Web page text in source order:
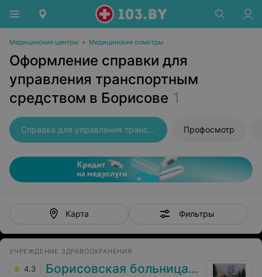
Медицинские центры • Медицинские осмотры
Оформление справки для
управления транспортным
средством в Борисове 1
Справка для управления транспортным средством Профосмотр
Карта Фильтры
УЧРЕЖДЕНИЕ ЗДРАВООХРАНЕНИЯ
4.3 Борисовская больница № 2